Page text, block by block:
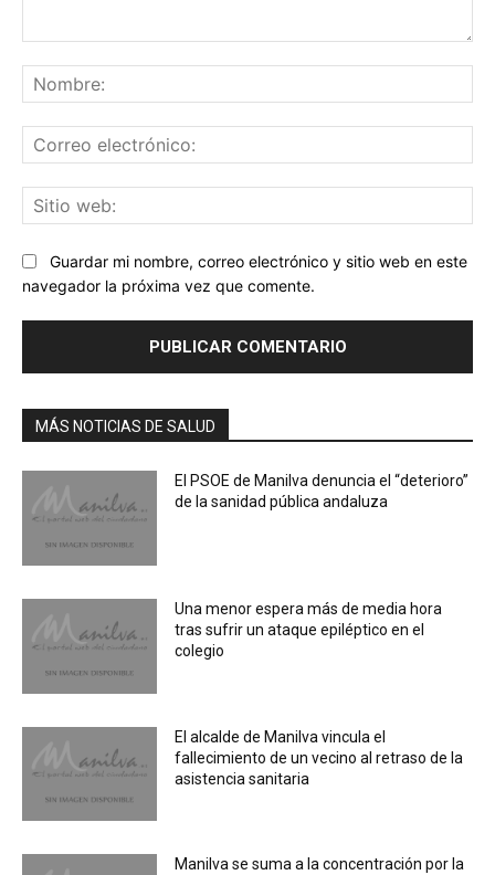
Guardar mi nombre, correo electrónico y sitio web en este
navegador la próxima vez que comente.
MÁS NOTICIAS DE SALUD
El PSOE de Manilva denuncia el “deterioro”
de la sanidad pública andaluza
Una menor espera más de media hora
tras sufrir un ataque epiléptico en el
colegio
El alcalde de Manilva vincula el
fallecimiento de un vecino al retraso de la
asistencia sanitaria
Manilva se suma a la concentración por la